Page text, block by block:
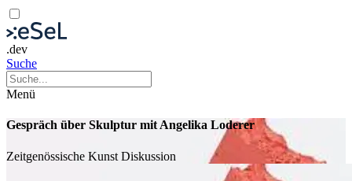
.dev
Suche
Menü
Gespräch über Skulptur mit Angelika Loderer
Zeitgenössische Kunst Diskussion